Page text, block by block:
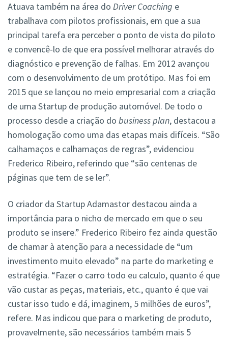
Atuava também na área do Driver Coaching e
trabalhava com pilotos profissionais, em que a sua
principal tarefa era perceber o ponto de vista do piloto
e convencê-lo de que era possível melhorar através do
diagnóstico e prevenção de falhas. Em 2012 avançou
com o desenvolvimento de um protótipo. Mas foi em
2015 que se lançou no meio empresarial com a criação
de uma Startup de produção automóvel. De todo o
processo desde a criação do business plan, destacou a
homologação como uma das etapas mais difíceis. “São
calhamaços e calhamaços de regras”, evidenciou
Frederico Ribeiro, referindo que “são centenas de
páginas que tem de se ler”.
O criador da Startup Adamastor destacou ainda a
importância para o nicho de mercado em que o seu
produto se insere.” Frederico Ribeiro fez ainda questão
de chamar à atenção para a necessidade de “um
investimento muito elevado” na parte do marketing e
estratégia. “Fazer o carro todo eu calculo, quanto é que
vão custar as peças, materiais, etc., quanto é que vai
custar isso tudo e dá, imaginem, 5 milhões de euros”,
refere. Mas indicou que para o marketing de produto,
provavelmente, são necessários também mais 5